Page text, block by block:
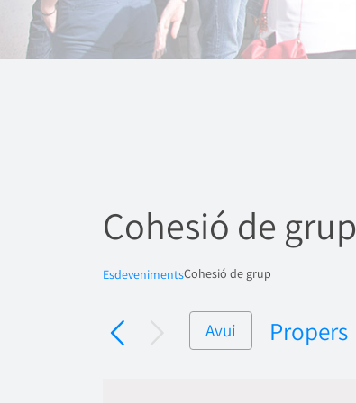
Cohesió de grup
EsdevenimentsCohesió de grup
Avui
Propers